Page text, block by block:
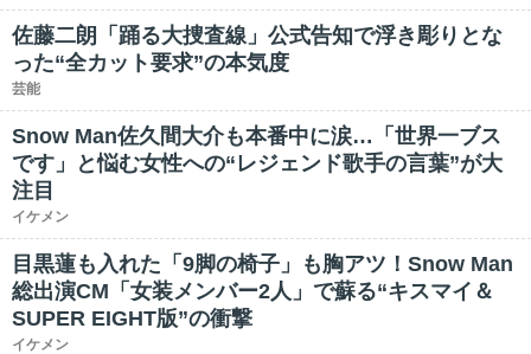
佐藤二朗「踊る大捜査線」公式告知で浮き彫りとな
った“全カット要求”の本気度
芸能
Snow Man佐久間大介も本番中に涙…「世界一ブス
です」と悩む女性への“レジェンド歌手の言葉”が大
注目
イケメン
目黒蓮も入れた「9脚の椅子」も胸アツ！Snow Man
総出演CM「女装メンバー2人」で蘇る“キスマイ＆
SUPER EIGHT版”の衝撃
イケメン